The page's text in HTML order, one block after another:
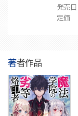
発売日
定価
著者作品